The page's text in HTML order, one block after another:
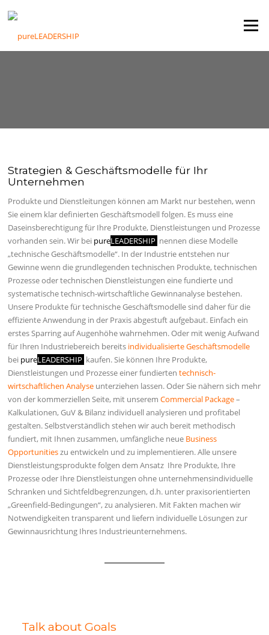
Inhalt
springen
Menü
Strategien & Geschäftsmodelle für Ihr
Unternehmen
Produkte und Dienstleitungen können am Markt nur bestehen, wenn
Sie einem klar definierten Geschäftsmodell folgen. Es muss eine
Daseinsberechtigung für Ihre Produkte, Dienstleistungen und Prozesse
vorhanden sein. Wir bei pureLEADERSHIP nennen diese Modelle
„technische Geschäftsmodelle“. In der Industrie entstehen nur
Gewinne wenn die grundlegenden technischen Produkte, technischen
Prozesse oder technischen Dienstleistungen eine fundierte und
systematische technisch-wirtschaftliche Gewinnanalyse bestehen.
Unsere Produkte für technische Geschäftsmodelle sind daher für die
effiziente Anwendung in der Praxis abgestuft aufgebaut. Einfach ein
erstes Sparring auf Augenhöhe wahrnehmen. Oder mit wenig Aufwand
für Ihren Industriebereich bereits individualisierte Geschäftsmodelle
bei pureLEADERSHIP kaufen. Sie können Ihre Produkte,
Dienstleistungen und Prozesse einer fundiertentechnisch-
wirtschaftlichen Analyse unterziehen lassen. Oder Sie nähern sich mehr
von der kommerziellen Seite, mit unseremCommercial Package–
Kalkulationen, GuV & Bilanz individuell analysieren und profitabel
gestalten. Selbstverständlich stehen wir auch bereit methodisch
fundiert, mit Ihnen zusammen, umfängliche neue Business
Opportunitieszu entwickeln und zu implementieren. Alle unsere
Dienstleistungsprodukte folgen dem Ansatz Ihre Produkte, Ihre
Prozesse oder Ihre Dienstleistungen ohne unternehmensindividuelle
Schranken und Sichtfeldbegrenzungen, d.h. unter praxisorientierten
„Greenfield-Bedingungen“, zu analysieren. Mit Fakten machen wir
Notwendigkeiten transparent und liefern individuelle Lösungen zur
Gewinnausrichtung Ihres Industrieunternehmens.
Talk about Goals